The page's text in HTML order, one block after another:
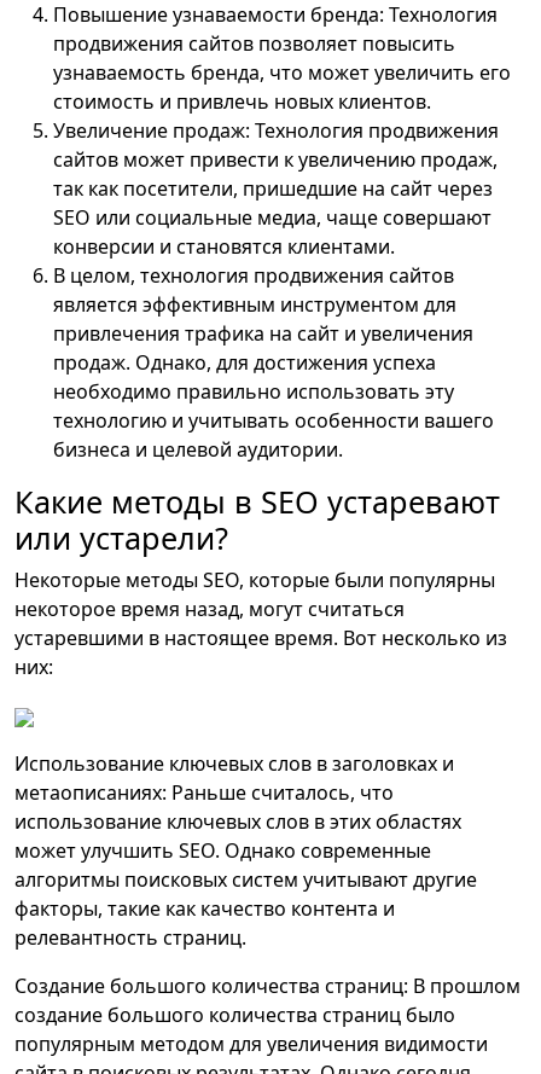
Повышение узнаваемости бренда: Технология
продвижения сайтов позволяет повысить
узнаваемость бренда, что может увеличить его
стоимость и привлечь новых клиентов.
Увеличение продаж: Технология продвижения
сайтов может привести к увеличению продаж,
так как посетители, пришедшие на сайт через
SEO или социальные медиа, чаще совершают
конверсии и становятся клиентами.
В целом, технология продвижения сайтов
является эффективным инструментом для
привлечения трафика на сайт и увеличения
продаж. Однако, для достижения успеха
необходимо правильно использовать эту
технологию и учитывать особенности вашего
бизнеса и целевой аудитории.
Какие методы в SEO устаревают
или устарели?
Некоторые методы SEO, которые были популярны
некоторое время назад, могут считаться
устаревшими в настоящее время. Вот несколько из
них:
Использование ключевых слов в заголовках и
метаописаниях: Раньше считалось, что
использование ключевых слов в этих областях
может улучшить SEO. Однако современные
алгоритмы поисковых систем учитывают другие
факторы, такие как качество контента и
релевантность страниц.
Создание большого количества страниц: В прошлом
создание большого количества страниц было
популярным методом для увеличения видимости